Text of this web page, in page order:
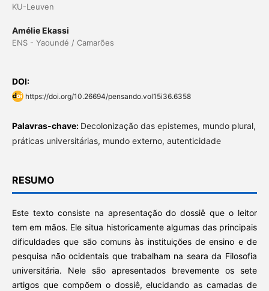
KU-Leuven
Amélie Ekassi
ENS - Yaoundé / Camarões
DOI:
https://doi.org/10.26694/pensando.vol15i36.6358
Palavras-chave: Decolonização das epistemes, mundo plural,
práticas universitárias, mundo externo, autenticidade
RESUMO
Este texto consiste na apresentação do dossiê que o leitor
tem em mãos. Ele situa historicamente algumas das principais
dificuldades que são comuns às instituições de ensino e de
pesquisa não ocidentais que trabalham na seara da Filosofia
universitária. Nele são apresentados brevemente os sete
artigos que compõem o dossiê, elucidando as camadas de